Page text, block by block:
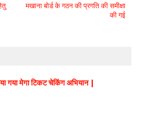
मखाना बोर्ड के गठन की प्रगति की समीक्षा
की गई
गया मेगा टिकट चेकिंग अभियान |